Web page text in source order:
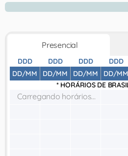
Presencial
DDD
DD/MM
DDD
DD/MM
DDD
DD/MM
DDD
DD/MM
* HORÁRIOS DE
Carregando horários...